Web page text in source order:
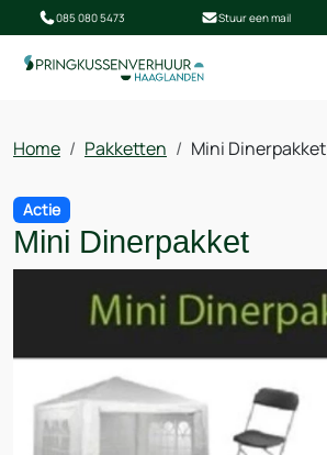
085 080 5473 Stuur een mail
Home Pakketten Mini Dinerpakket
Actie
Mini Dinerpakket